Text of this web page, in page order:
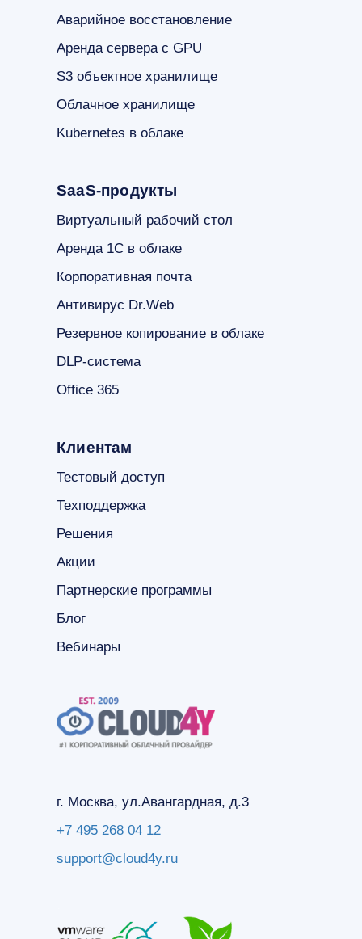
Аварийное восстановление
Аренда сервера с GPU
S3 объектное хранилище
Облачное хранилище
Kubernetes в облаке
SaaS-продукты
Виртуальный рабочий стол
Аренда 1С в облаке
Корпоративная почта
Антивирус Dr.Web
Резервное копирование в облаке
DLP-система
Office 365
Клиентам
Тестовый доступ
Техподдержка
Решения
Акции
Партнерские программы
Блог
Вебинары
г. Москва, ул.Авангардная, д.3
+7 495 268 04 12
support@cloud4y.ru